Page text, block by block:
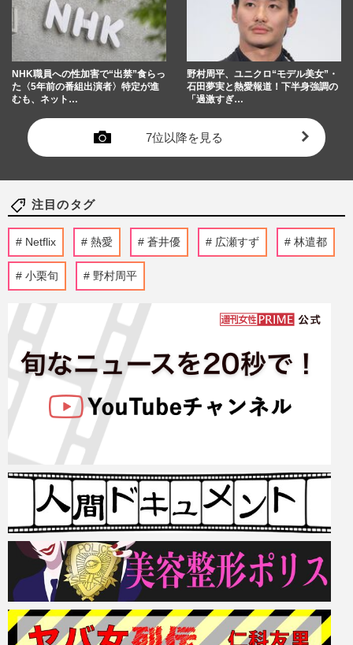
NHK職員への性加害で“出禁”食らっ
た〈5年前の番組出演者〉特定が進
むも、ネット…
野村周平、ユニクロ“モデル美女”・
石田夢実と熱愛報道！下半身強調の
「過激すぎ…
7位以降を見る
注目のタグ
Netflix 熱愛 蒼井優 広瀬すず 林遣都
小栗旬 野村周平